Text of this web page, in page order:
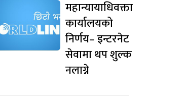
महान्यायाधिवक्ता
कार्यालयको
निर्णय– इन्टरनेट
सेवामा थप शुल्क
नलाग्ने